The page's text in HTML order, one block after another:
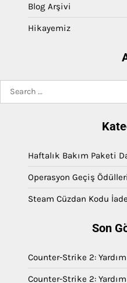
Blog Arşivi
Hikayemiz
Haftalık Bakım Paketi
Operasyon Geçiş Ödülleri
Steam Cüzdan Kodu
Son
Counter-Strike 2:
Counter-Strike 2: